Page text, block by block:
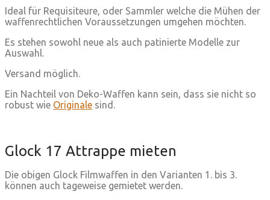
Ideal für Requisiteure, oder Sammler welche die Mühen der
waffenrechtlichen Voraussetzungen umgehen möchten.
Es stehen sowohl neue als auch patinierte Modelle zur
Auswahl.
Versand möglich.
Ein Nachteil von Deko-Waffen kann sein, dass sie nicht so
robust wie Originale sind.
Glock 17 Attrappe mieten
Die obigen Glock Filmwaffen in den Varianten 1. bis 3.
können auch tageweise gemietet werden.